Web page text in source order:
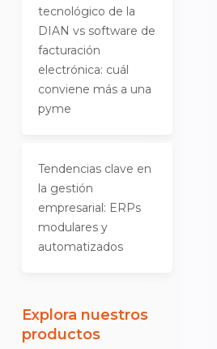
tecnológico de la
DIAN vs software de
facturación
electrónica: cuál
conviene más a una
pyme
Tendencias clave en
la gestión
empresarial: ERPs
modulares y
automatizados
Explora nuestros
productos